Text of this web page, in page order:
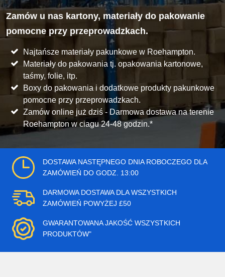
Zamów u nas kartony, materiały do pakowanie
pomocne przy przeprowadzkach.
Najtańsze materiały pakunkowe w Roehampton.
Materiały do pakowania tj. opakowania kartonowe,
taśmy, folie, itp.
Boxy do pakowania i dodatkowe produkty pakunkowe
pomocne przy przeprowadzkach.
Zamów online już dziś - Darmowa dostawa na terenie
Roehampton w ciagu 24-48 godzin.*
DOSTAWA NASTĘPNEGO DNIA ROBOCZEGO DLA
ZAMÓWIEŃ DO GODZ. 13:00
DARMOWA DOSTAWA DLA WSZYSTKICH
ZAMÓWIEŃ POWYŻEJ £50
GWARANTOWANA JAKOŚĆ WSZYSTKICH
PRODUKTÓW"